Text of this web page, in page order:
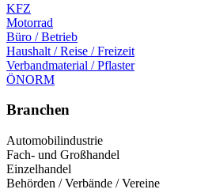
KFZ
Motorrad
Büro / Betrieb
Haushalt / Reise / Freizeit
Verbandmaterial / Pflaster
ÖNORM
Branchen
Automobilindustrie
Fach- und Großhandel
Einzelhandel
Behörden / Verbände / Vereine